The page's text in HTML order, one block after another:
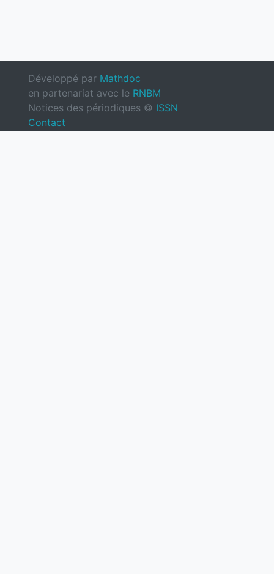
Développé par Mathdoc
en partenariat avec le RNBM
Notices des périodiques © ISSN
Contact